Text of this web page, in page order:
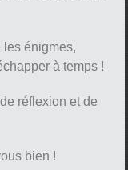
les énigmes,
à temps !
réflexion et de
bien !